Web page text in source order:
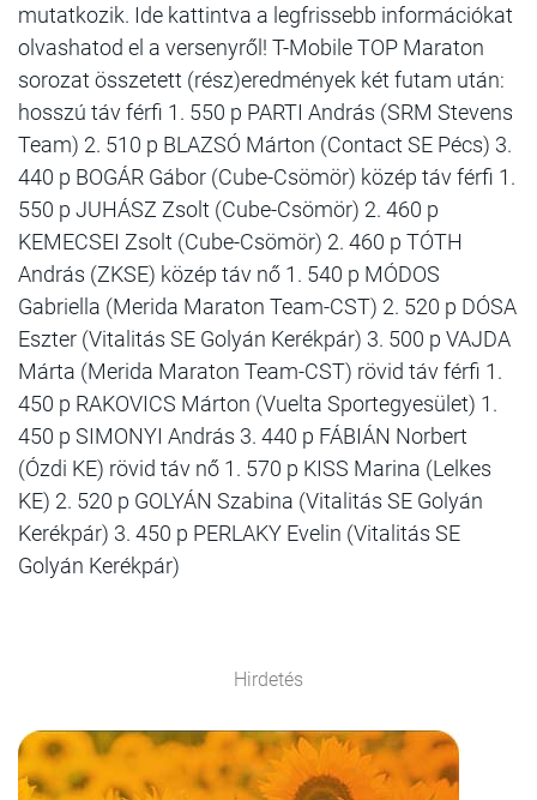
mutatkozik. Ide kattintva a legfrissebb információkat
olvashatod el a versenyről! T-Mobile TOP Maraton
sorozat összetett (rész)eredmények két futam után:
hosszú táv férfi 1. 550 p PARTI András (SRM Stevens
Team) 2. 510 p BLAZSÓ Márton (Contact SE Pécs) 3.
440 p BOGÁR Gábor (Cube-Csömör) közép táv férfi 1.
550 p JUHÁSZ Zsolt (Cube-Csömör) 2. 460 p
KEMECSEI Zsolt (Cube-Csömör) 2. 460 p TÓTH
András (ZKSE) közép táv nő 1. 540 p MÓDOS
Gabriella (Merida Maraton Team-CST) 2. 520 p DÓSA
Eszter (Vitalitás SE Golyán Kerékpár) 3. 500 p VAJDA
Márta (Merida Maraton Team-CST) rövid táv férfi 1.
450 p RAKOVICS Márton (Vuelta Sportegyesület) 1.
450 p SIMONYI András 3. 440 p FÁBIÁN Norbert
(Ózdi KE) rövid táv nő 1. 570 p KISS Marina (Lelkes
KE) 2. 520 p GOLYÁN Szabina (Vitalitás SE Golyán
Kerékpár) 3. 450 p PERLAKY Evelin (Vitalitás SE
Golyán Kerékpár)
Hirdetés